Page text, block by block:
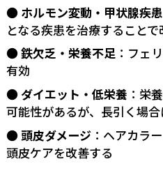
ホルモン変動・甲状腺疾患
となる疾患を治療すること
鉄欠乏・栄養不足 ：フェ
有効
ダイエット・低栄養 ：栄
可能性があるが、長引く場
頭皮ダメージ ：ヘアカラ
頭皮ケアを改善する